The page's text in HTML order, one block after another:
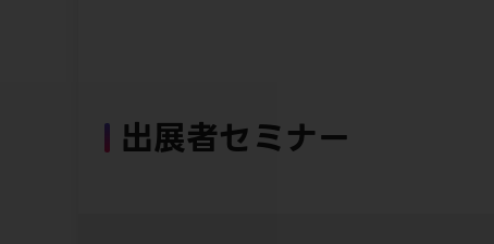
出展者セミナー